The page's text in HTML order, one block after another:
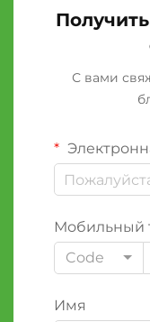
С вами
Мобильный
Code
Имя